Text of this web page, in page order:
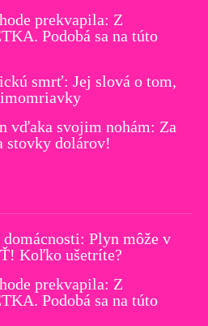
prekvapila: Z
Podobá sa na túto
smrť: Jej slová o tom,
vďaka svojim nohám: Za
stovky dolárov!
Plyn môže v
Koľko ušetríte?
prekvapila: Z
Podobá sa na túto